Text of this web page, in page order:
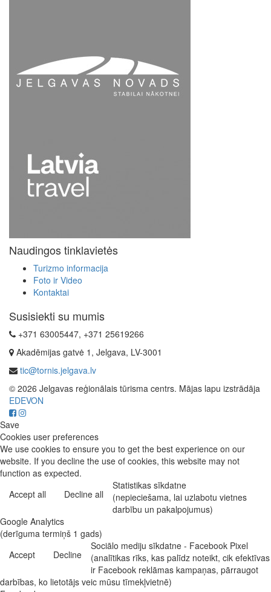
Naudingos tinklavietės
Turizmo informacija
Foto ir Video
Kontaktai
Susisiekti su mumis
+371 63005447, +371 25619266
Akadēmijas gatvė 1, Jelgava, LV-3001
tic@tornis.jelgava.lv
© 2026 Jelgavas reģionālais tūrisma centrs. Mājas lapu izstrādāja
EDEVON
Save
Cookies user preferences
We use cookies to ensure you to get the best experience on our
website. If you decline the use of cookies, this website may not
function as expected.
Accept all
Decline all
Statistikas sīkdatne
(nepieciešama, lai uzlabotu vietnes
darbību un pakalpojumus)
Google Analytics
(derīguma termiņš 1 gads)
Accept
Decline
Sociālo mediju sīkdatne - Facebook Pixel
(analītikas rīks, kas palīdz noteikt, cik efektīvas
ir Facebook reklāmas kampaņas, pārraugot
darbības, ko lietotājs veic mūsu tīmekļvietnē)